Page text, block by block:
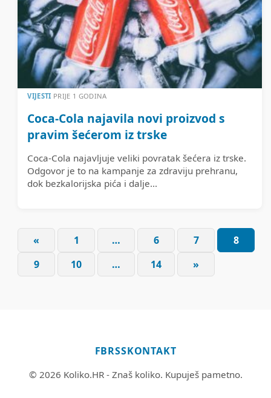
VIJESTI PRIJE 1 GODINA
Coca-Cola najavila novi proizvod s
pravim šećerom iz trske
Coca-Cola najavljuje veliki povratak šećera iz trske.
Odgovor je to na kampanje za zdraviju prehranu,
dok bezkalorijska pića i dalje...
Brojevi stranica
« 1 … 6 7
8
9
10 … 14 »
FBRSSKONTAKT
© 2026 Koliko.HR - Znaš koliko. Kupuješ pametno.